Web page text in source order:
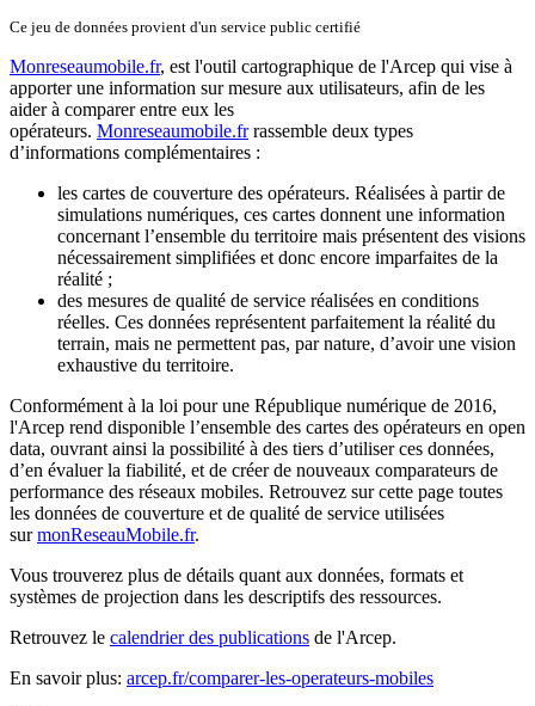
Ce jeu de données provient d'un service public certifié
Monreseaumobile.fr, est l'outil cartographique de l'Arcep qui vise à
apporter une information sur mesure aux utilisateurs, afin de les
aider à comparer entre eux les
opérateurs. Monreseaumobile.fr rassemble deux types
d’informations complémentaires :
les cartes de couverture des opérateurs. Réalisées à partir de
simulations numériques, ces cartes donnent une information
concernant l’ensemble du territoire mais présentent des visions
nécessairement simplifiées et donc encore imparfaites de la
réalité ;
des mesures de qualité de service réalisées en conditions
réelles. Ces données représentent parfaitement la réalité du
terrain, mais ne permettent pas, par nature, d’avoir une vision
exhaustive du territoire.
Conformément à la loi pour une République numérique de 2016,
l'Arcep rend disponible l’ensemble des cartes des opérateurs en open
data, ouvrant ainsi la possibilité à des tiers d’utiliser ces données,
d’en évaluer la fiabilité, et de créer de nouveaux comparateurs de
performance des réseaux mobiles. Retrouvez sur cette page toutes
les données de couverture et de qualité de service utilisées
sur monReseauMobile.fr.
Vous trouverez plus de détails quant aux données, formats et
systèmes de projection dans les descriptifs des ressources.
Retrouvez le calendrier des publications de l'Arcep.
En savoir plus: arcep.fr/comparer-les-operateurs-mobiles